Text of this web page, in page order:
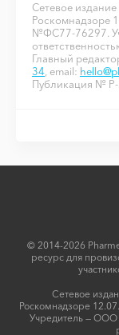
Сетевое
Роскомнадзоре
№ФС77-76297.
Главный
34 , email:
Публикация №
© 2014-2026
ресурс для
Сетевое
Роскомнадзоре
Учредитель —